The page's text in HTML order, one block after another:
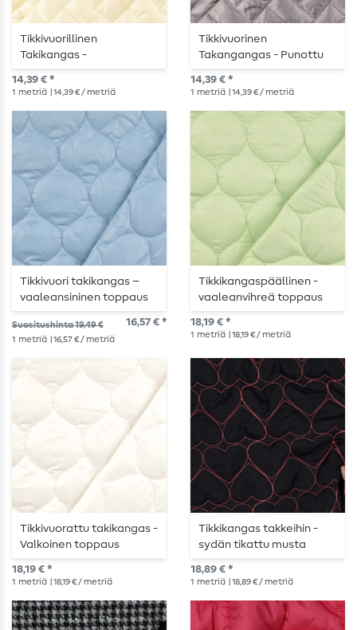
Tikkivuorillinen
Takikangas -
Punoskuvioinen
Kermainen Topattu
14,39 € *
1 metriä | 14,39 € / metriä
Tikkivuorinen
Takangangas - Punottu
Harmaa Topattu
14,39 € *
1 metriä | 14,39 € / metriä
Tikkivuori takikangas –
vaaleansininen toppaus
Suositushinta 19,49 € 16,57 € *
1 metriä | 16,57 € / metriä
Tikkikangaspäällinen -
vaaleanvihreä toppaus
18,19 € *
1 metriä | 18,19 € / metriä
Tikkivuorattu takikangas -
Valkoinen toppaus
18,19 € *
1 metriä | 18,19 € / metriä
Tikkikangas takkeihin -
sydän tikattu musta
18,89 € *
1 metriä | 18,89 € / metriä